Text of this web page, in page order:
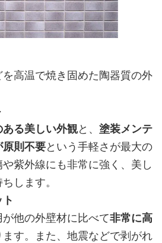
高温で焼き固めた陶器質の外
る美しい外観と、 塗装メンテ
則不要という手軽さが最大の
紫外線にも非常に強く、美し
します。
他の外壁材に比べて非常に高
す。また、地震などで剥がれ